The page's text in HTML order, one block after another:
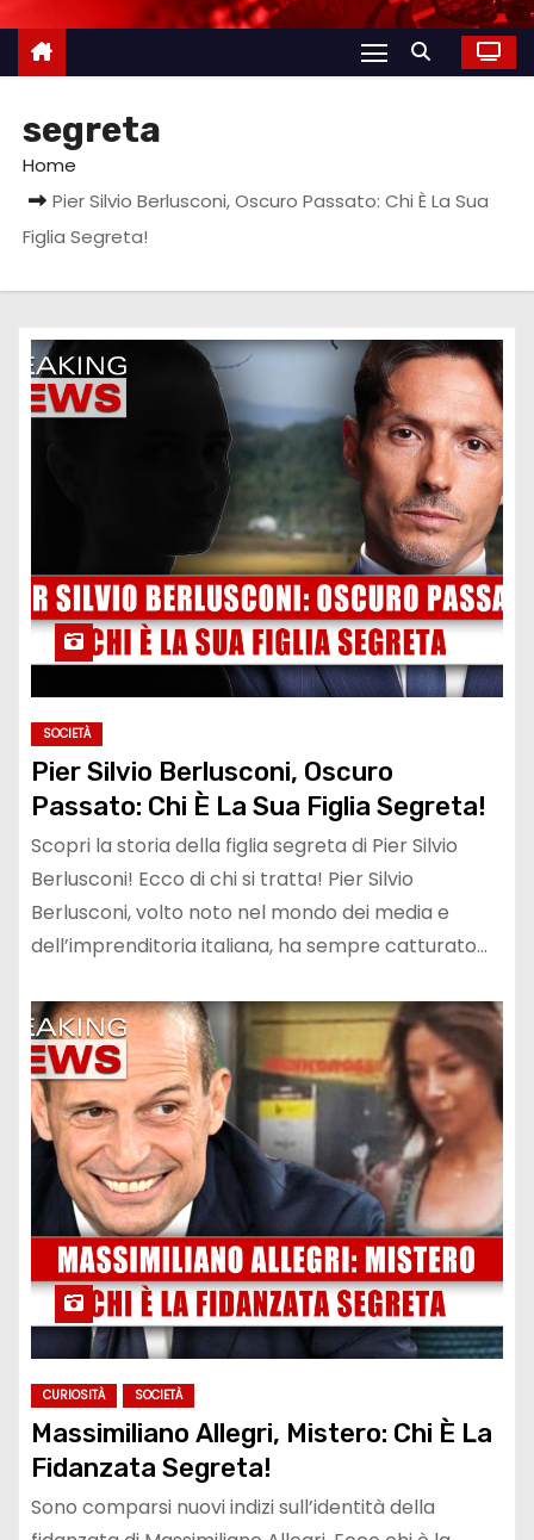
segreta
Home
Pier Silvio Berlusconi, Oscuro Passato: Chi È La Sua
Figlia Segreta!
SOCIETÀ
Pier Silvio Berlusconi, Oscuro
Passato: Chi È La Sua Figlia Segreta!
Scopri la storia della figlia segreta di Pier Silvio
Berlusconi! Ecco di chi si tratta! Pier Silvio
Berlusconi, volto noto nel mondo dei media e
dell’imprenditoria italiana, ha sempre catturato…
CURIOSITÀ SOCIETÀ
Massimiliano Allegri, Mistero: Chi È La
Fidanzata Segreta!
Sono comparsi nuovi indizi sull’identità della